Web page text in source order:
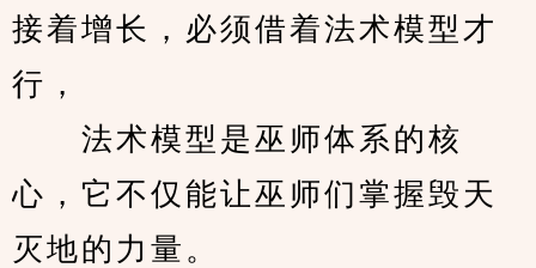
接着增长，必须借着法术模型才
行，
法术模型是巫师体系的核
心，它不仅能让巫师们掌握毁天
灭地的力量。